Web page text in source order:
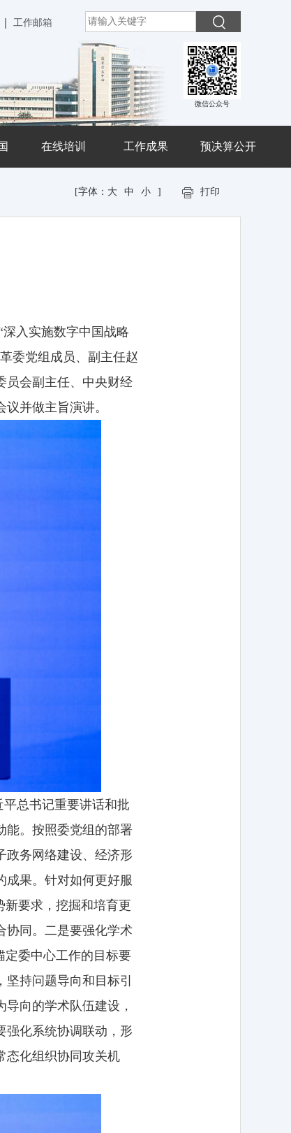
工作邮箱
微信公众号
在线培训 工作成果 预决算公开
[字体： 大 中 小 ] 打印
入实施数字中国战略
委党组成员、副主任赵
员会副主任、中央财经
并做主旨演讲。
总书记重要讲话和批
能。按照委党组的部署
政务网络建设、经济形
成果。针对如何更好服
新要求，挖掘和培育更
协同。二是要强化学术
定委中心工作的目标要
持问题导向和目标引
向的学术队伍建设，
强化系统协调联动，形
态化组织协同攻关机